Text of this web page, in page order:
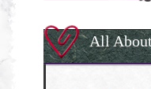
Gla Complex (II)
Herbal Blend the
All